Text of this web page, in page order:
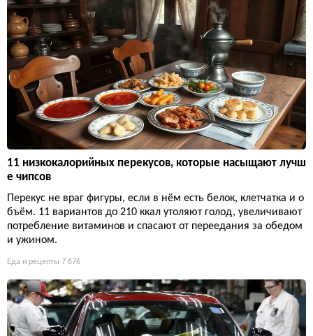
11 низкокалорийных перекусов, которые насыщают лучш
е чипсов
Перекус не враг фигуры, если в нём есть белок, клетчатка и о
бъём. 11 вариантов до 210 ккал утоляют голод, увеличивают
потребление витаминов и спасают от переедания за обедом
и ужином.
Еда и рецепты 7 676